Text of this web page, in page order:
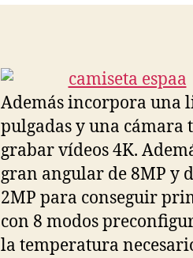
Además incorpora una
pulgadas y una cámara
grabar vídeos 4K.
gran angular de 8MP y
2MP para conseguir
con 8 modos
la temperatura